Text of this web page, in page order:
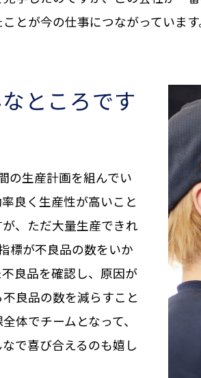
とが今の仕事につながっていま
ところです
の生産計画を組んでい
良く生産性が高いこと
、ただ大量生産できれ
標が不良品の数をいか
良品を確認し、原因が
良品の数を減らすこと
体でチームとなって、
で喜び合えるのも嬉し